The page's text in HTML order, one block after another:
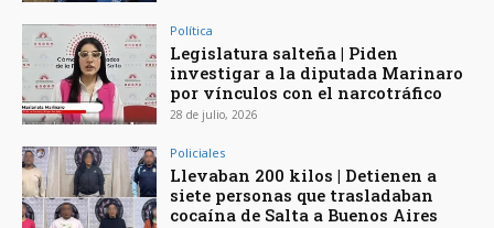
Política
Legislatura salteña | Piden
investigar a la diputada Marinaro
por vínculos con el narcotráfico
28 de julio, 2026
Policiales
Llevaban 200 kilos | Detienen a
siete personas que trasladaban
cocaína de Salta a Buenos Aires